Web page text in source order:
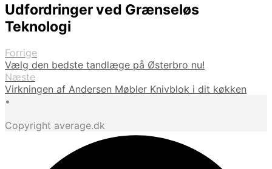
Udfordringer ved Grænseløs
Teknologi
Forrige
Vælg den bedste tandlæge på Østerbro nu!
Næste
Virkningen af Andersen Møbler Knivblok i dit køkken
•
Copyright average.dk